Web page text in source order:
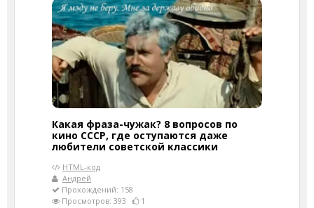
Какая фраза-чужак? 8 вопросов по
кино СССР, где оступаются даже
любители советской классики
HTML-код
Андрей
Прохождений: 158
Просмотров: 393
1